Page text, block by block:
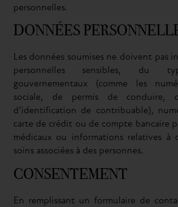
personnelles.
DONNÉES
Les données soumises ne doivent pas
personnelles sensibles, du
gouvernementaux (comme les
sociale, de permis de conduire,
d’identification de contribuable),
carte de crédit ou de compte bancaire
médicaux ou informations relatives à
soins associées à des personnes.
CONSENTEMENT
En remplissant un formulaire de